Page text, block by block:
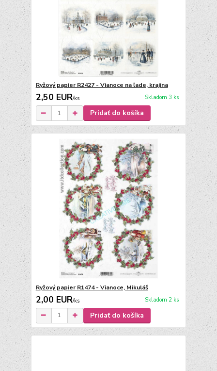
Ryžový papier R2427 - Vianoce na ľade, krajina
2,50 EUR/ks Skladom 3 ks
Pridať do košíka
Ryžový papier R1474 - Vianoce, Mikuláš
2,00 EUR/ks Skladom 2 ks
Pridať do košíka